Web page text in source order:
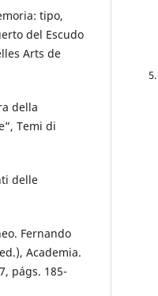
tipo,
del Escudo
Arts de
della
Temi di
delle
Fernando
Academia.
págs. 185-